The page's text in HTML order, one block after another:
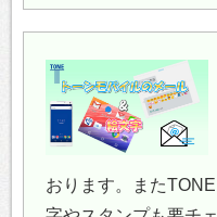
おります。また